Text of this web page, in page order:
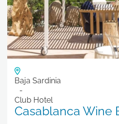
Baja Sardinia
Club Hotel
Casablanca Wine